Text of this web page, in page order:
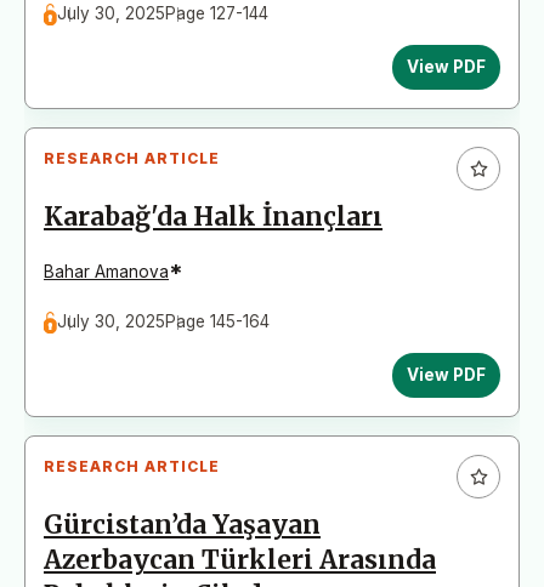
July 30, 2025Page 127-144
View PDF
RESEARCH ARTICLE
Karabağ'da Halk İnançları
Bahar Amanova*
July 30, 2025Page 145-164
View PDF
RESEARCH ARTICLE
Gürcistan’da Yaşayan
Azerbaycan Türkleri Arasında